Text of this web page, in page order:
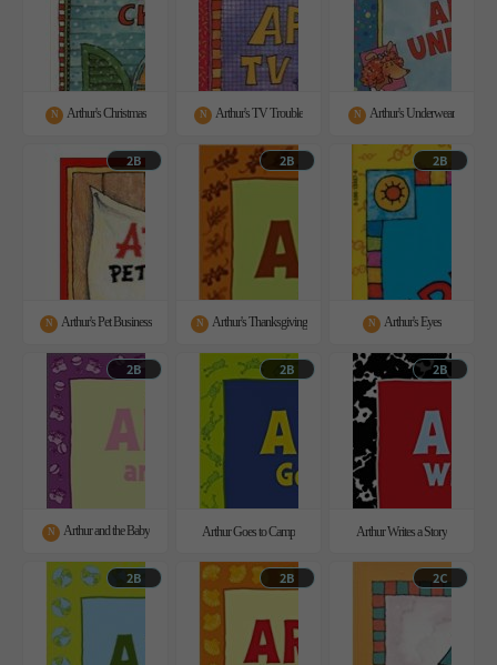
N Arthur's Christmas N Arthur's TV Trouble N Arthur's Underwear
2B
N Arthur's Pet Business
2B
N Arthur's Thanksgiving
2B
N Arthur's Eyes
2B
N Arthur and the Baby
2B
Arthur Goes to Camp
2B
Arthur Writes a Story
2B 2B 2C